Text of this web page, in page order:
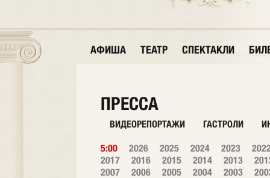
АФИША ТЕАТР СПЕКТАКЛИ
ПРЕССА
ВИДЕОРЕПОРТАЖИ ГАСТРОЛИ
5:00 2026 2025 2024 2023
2017
2016 2015 2014 2013
2007
2006 2005 2004 2003